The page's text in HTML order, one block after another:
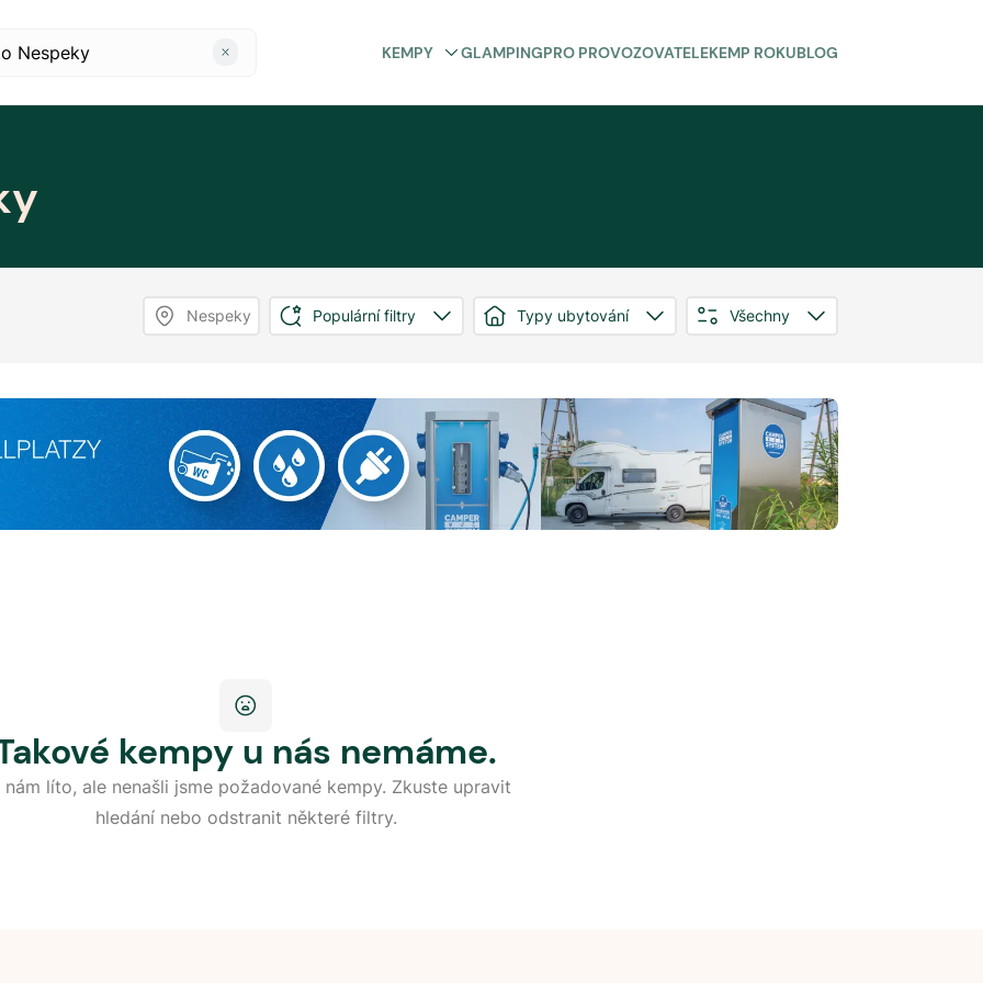
KEMPY GLAMPINGPRO PROVOZOVATELEKEMP ROKUBLOG
Nespeky Populární filtry Typy ubytování Všechny
kempy u nás nemáme.
nám líto, ale nenašli jsme požadované kempy. Zkuste upravit
hledání nebo odstranit některé filtry.